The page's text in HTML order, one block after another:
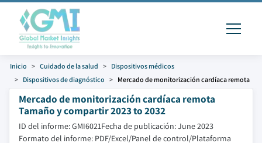
Inicio Cuidado de la salud
Dispositivos médicos
Dispositivos de diagnóstico
Mercado de monitorización cardíaca remota
Mercado de monitorización cardíaca remota
Tamaño y compartir 2023 to 2032
ID del informe: GMI6021Fecha de publicación: June 2023
Formato del informe: PDF/Excel/Panel de control/Plataforma